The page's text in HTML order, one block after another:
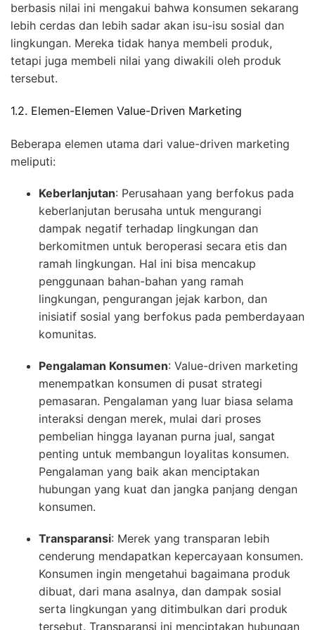
berbasis nilai ini mengakui bahwa konsumen sekarang
lebih cerdas dan lebih sadar akan isu-isu sosial dan
lingkungan. Mereka tidak hanya membeli produk,
tetapi juga membeli nilai yang diwakili oleh produk
tersebut.
1.2. Elemen-Elemen Value-Driven Marketing
Beberapa elemen utama dari value-driven marketing
meliputi:
Keberlanjutan: Perusahaan yang berfokus pada
keberlanjutan berusaha untuk mengurangi
dampak negatif terhadap lingkungan dan
berkomitmen untuk beroperasi secara etis dan
ramah lingkungan. Hal ini bisa mencakup
penggunaan bahan-bahan yang ramah
lingkungan, pengurangan jejak karbon, dan
inisiatif sosial yang berfokus pada pemberdayaan
komunitas.
Pengalaman Konsumen: Value-driven marketing
menempatkan konsumen di pusat strategi
pemasaran. Pengalaman yang luar biasa selama
interaksi dengan merek, mulai dari proses
pembelian hingga layanan purna jual, sangat
penting untuk membangun loyalitas konsumen.
Pengalaman yang baik akan menciptakan
hubungan yang kuat dan jangka panjang dengan
konsumen.
Transparansi: Merek yang transparan lebih
cenderung mendapatkan kepercayaan konsumen.
Konsumen ingin mengetahui bagaimana produk
dibuat, dari mana asalnya, dan dampak sosial
serta lingkungan yang ditimbulkan dari produk
tersebut. Transparansi ini menciptakan hubungan